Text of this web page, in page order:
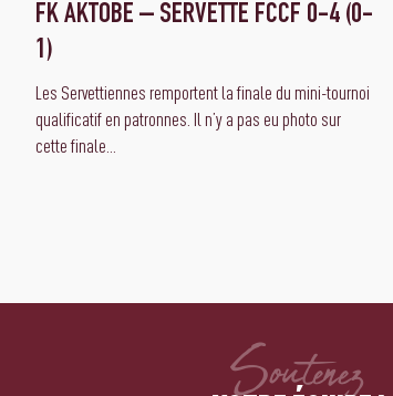
FK AKTOBE – SERVETTE FCCF 0-4 (0-
1)
Les Servettiennes remportent la finale du mini-tournoi
qualificatif en patronnes. Il n’y a pas eu photo sur
cette finale...
Soutenez